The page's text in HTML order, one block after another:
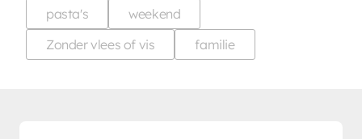
pasta's
weekend
Zonder vlees of vis
familie